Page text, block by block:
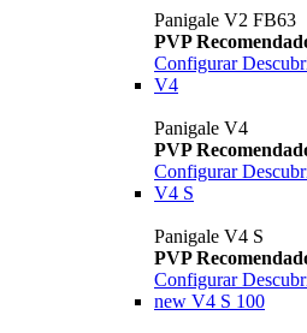
Panigale V2 FB63
PVP
Configurar
V4
Panigale V4
PVP
Configurar
V4 S
Panigale V4 S
PVP
Configurar
new V4 S 100